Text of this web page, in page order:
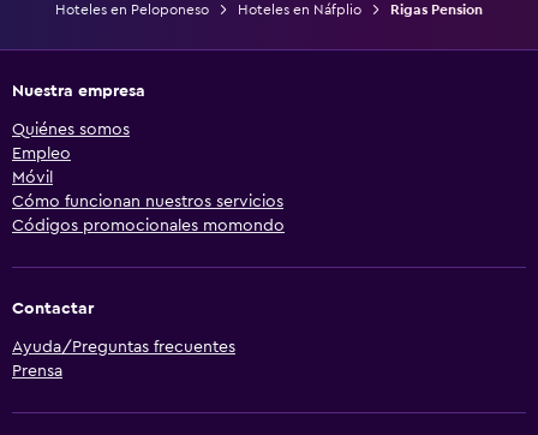
Hoteles en Peloponeso
Hoteles en Náfplio Rigas Pension
Nuestra empresa
Quiénes somos
Empleo
Móvil
Cómo funcionan nuestros servicios
Códigos promocionales momondo
Contactar
Ayuda/Preguntas frecuentes
Prensa